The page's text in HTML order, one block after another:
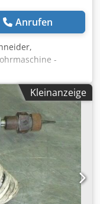
Anrufen
-
Dkedpfjb
-max.
-Gewicht: 2,5 kg
Kleinanzeige